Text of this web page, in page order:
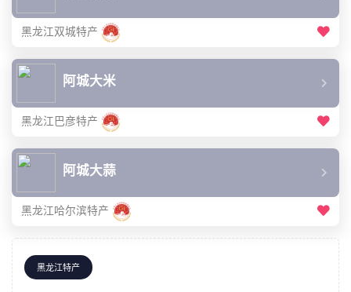
黑龙江双城特产
阿城大米
黑龙江巴彦特产
阿城大蒜
黑龙江哈尔滨特产
黑龙江特产